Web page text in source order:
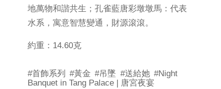
地萬物和諧共生；孔雀藍唐彩墩墩馬：代表
水系，寓意智慧變通，財源滾滾。
約重：14.60克
#首飾系列 #黃金 #吊墜 #送給她 #Night
Banquet in Tang Palace | 唐宮夜宴